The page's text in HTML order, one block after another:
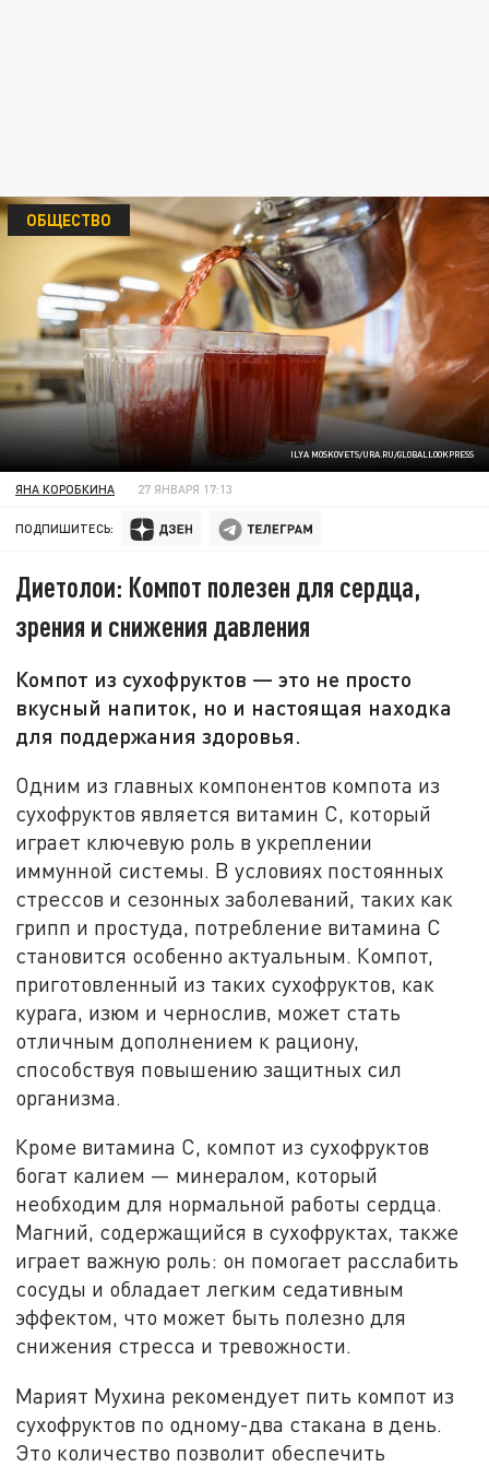
ILYA MOSKOVETS/URA.RU/GLOBALLOOKPRESS
ОБЩЕСТВО
ЯНА КОРОБКИНА 27 ЯНВАРЯ 17:13
ПОДПИШИТЕСЬ:
Диетолои: Компот полезен для сердца,
зрения и снижения давления
Компот из сухофруктов — это не просто
вкусный напиток, но и настоящая находка
для поддержания здоровья.
Одним из главных компонентов компота из
сухофруктов является витамин С, который
играет ключевую роль в укреплении
иммунной системы. В условиях постоянных
стрессов и сезонных заболеваний, таких как
грипп и простуда, потребление витамина С
становится особенно актуальным. Компот,
приготовленный из таких сухофруктов, как
курага, изюм и чернослив, может стать
отличным дополнением к рациону,
способствуя повышению защитных сил
организма.
Кроме витамина С, компот из сухофруктов
богат калием — минералом, который
необходим для нормальной работы сердца.
Магний, содержащийся в сухофруктах, также
играет важную роль: он помогает расслабить
сосуды и обладает легким седативным
эффектом, что может быть полезно для
снижения стресса и тревожности.
Марият Мухина рекомендует пить компот из
сухофруктов по одному-два стакана в день.
Это количество позволит обеспечить